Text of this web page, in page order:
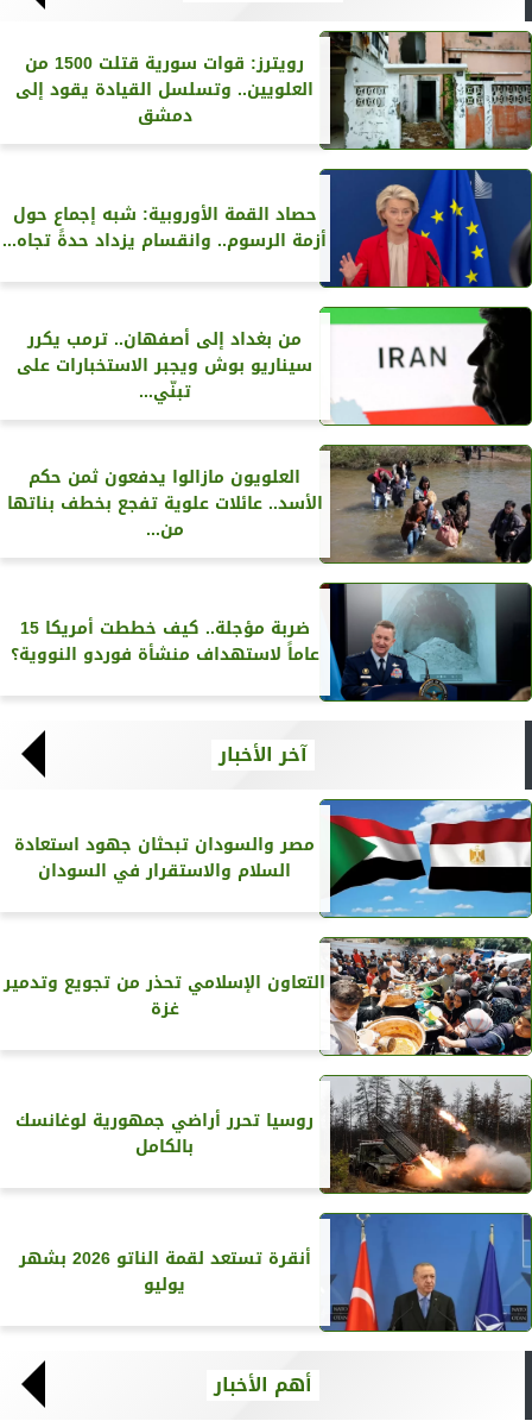
رويترز‏: قوات سورية قتلت 1500 من
العلويين.. وتسلسل القيادة يقود إلى
دمشق
حصاد القمة الأوروبية: شبه إجماع حول
أزمة الرسوم.. وانقسام يزداد حدةً تجاه...
من بغداد إلى أصفهان.. ترمب يكرر
سيناريو بوش ويجبر الاستخبارات على
تبنّي...
العلويون مازالوا يدفعون ثمن حكم
الأسد.. عائلات علوية تفجع بخطف بناتها
من...
ضربة مؤجلة.. كيف خططت أمريكا 15
عاماً لاستهداف منشأة فوردو النووية؟
آخر الأخبار
مصر والسودان تبحثان جهود استعادة
السلام والاستقرار في السودان
التعاون الإسلامي تحذر من تجويع وتدمير
غزة
روسيا تحرر أراضي جمهورية لوغانسك
بالكامل
أنقرة تستعد لقمة الناتو 2026 بشهر
يوليو
أهم الأخبار